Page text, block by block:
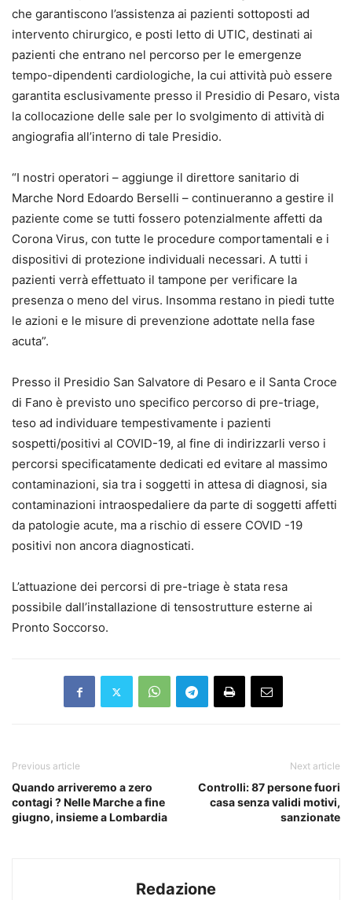
che garantiscono l’assistenza ai pazienti sottoposti ad
intervento chirurgico, e posti letto di UTIC, destinati ai
pazienti che entrano nel percorso per le emergenze
tempo-dipendenti cardiologiche, la cui attività può essere
garantita esclusivamente presso il Presidio di Pesaro, vista
la collocazione delle sale per lo svolgimento di attività di
angiografia all’interno di tale Presidio.
“I nostri operatori – aggiunge il direttore sanitario di
Marche Nord Edoardo Berselli – continueranno a gestire il
paziente come se tutti fossero potenzialmente affetti da
Corona Virus, con tutte le procedure comportamentali e i
dispositivi di protezione individuali necessari. A tutti i
pazienti verrà effettuato il tampone per verificare la
presenza o meno del virus. Insomma restano in piedi tutte
le azioni e le misure di prevenzione adottate nella fase
acuta”.
Presso il Presidio San Salvatore di Pesaro e il Santa Croce
di Fano è previsto uno specifico percorso di pre-triage,
teso ad individuare tempestivamente i pazienti
sospetti/positivi al COVID-19, al fine di indirizzarli verso i
percorsi specificatamente dedicati ed evitare al massimo
contaminazioni, sia tra i soggetti in attesa di diagnosi, sia
contaminazioni intraospedaliere da parte di soggetti affetti
da patologie acute, ma a rischio di essere COVID -19
positivi non ancora diagnosticati.
L’attuazione dei percorsi di pre-triage è stata resa
possibile dall’installazione di tensostrutture esterne ai
Pronto Soccorso.
Previous article
Quando arriveremo a zero
contagi ? Nelle Marche a fine
giugno, insieme a Lombardia
Next article
Controlli: 87 persone fuori
casa senza validi motivi,
sanzionate
Redazione